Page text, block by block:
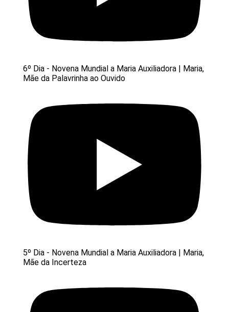
6º Dia - Novena Mundial a Maria Auxiliadora | Maria,
Mãe da Palavrinha ao Ouvido
5º Dia - Novena Mundial a Maria Auxiliadora | Maria,
Mãe da Incerteza